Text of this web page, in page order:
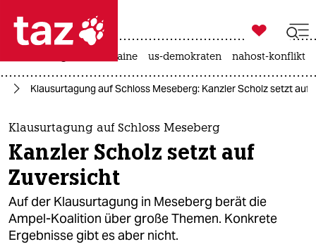
 taz zahl ich
taz zahl ich
themen
politik
öko
gesellschaft

taz zahl ich
krieg in der ukraine us-demokraten nahost-konflikt
Klausurtagung auf Schloss Meseberg: Kanzler Scholz setzt auf
Klausurtagung auf Schloss Meseberg
Kanzler Scholz setzt auf
Zuversicht
Auf der Klausurtagung in Meseberg berät die
Ampel-Koalition über große Themen. Konkrete
Ergebnisse gibt es aber nicht.